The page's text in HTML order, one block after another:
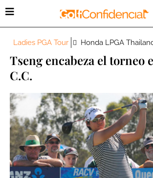
Ladies PGA Tour Honda LPGA
Tseng encabeza el torneo
C.C.